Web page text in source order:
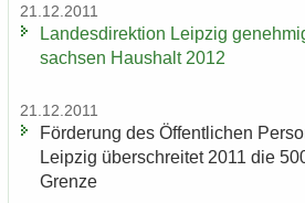
21.12.2011
Lan­des­di­rek­ti­on Leip­zig
sach­sen Haus­halt 2012
21.12.2011
För­de­rung des Öf­fent­li­chen
Leip­zig über­schrei­tet 2011 die
Grenze